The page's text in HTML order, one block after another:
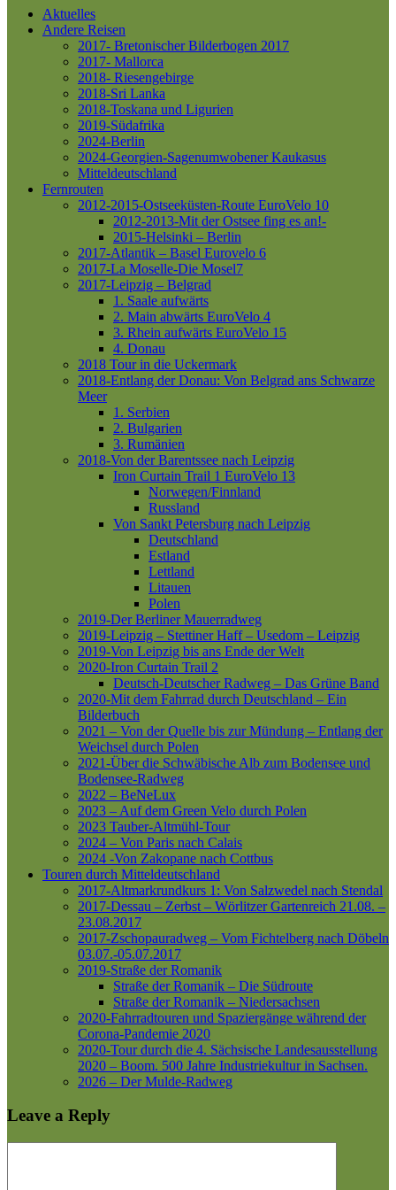
Aktuelles
Andere Reisen
2017- Bretonischer Bilderbogen 2017
2017- Mallorca
2018- Riesengebirge
2018-Sri Lanka
2018-Toskana und Ligurien
2019-Südafrika
2024-Berlin
2024-Georgien-Sagenumwobener Kaukasus
Mitteldeutschland
Fernrouten
2012-2015-Ostseeküsten-Route EuroVelo 10
2012-2013-Mit der Ostsee fing es an!-
2015-Helsinki – Berlin
2017-Atlantik – Basel Eurovelo 6
2017-La Moselle-Die Mosel7
2017-Leipzig – Belgrad
1. Saale aufwärts
2. Main abwärts EuroVelo 4
3. Rhein aufwärts EuroVelo 15
4. Donau
2018 Tour in die Uckermark
2018-Entlang der Donau: Von Belgrad ans Schwarze
Meer
1. Serbien
2. Bulgarien
3. Rumänien
2018-Von der Barentssee nach Leipzig
Iron Curtain Trail 1 EuroVelo 13
Norwegen/Finnland
Russland
Von Sankt Petersburg nach Leipzig
Deutschland
Estland
Lettland
Litauen
Polen
2019-Der Berliner Mauerradweg
2019-Leipzig – Stettiner Haff – Usedom – Leipzig
2019-Von Leipzig bis ans Ende der Welt
2020-Iron Curtain Trail 2
Deutsch-Deutscher Radweg – Das Grüne Band
2020-Mit dem Fahrrad durch Deutschland – Ein
Bilderbuch
2021 – Von der Quelle bis zur Mündung – Entlang der
Weichsel durch Polen
2021-Über die Schwäbische Alb zum Bodensee und
Bodensee-Radweg
2022 – BeNeLux
2023 – Auf dem Green Velo durch Polen
2023 Tauber-Altmühl-Tour
2024 – Von Paris nach Calais
2024 -Von Zakopane nach Cottbus
Touren durch Mitteldeutschland
2017-Altmarkrundkurs 1: Von Salzwedel nach Stendal
2017-Dessau – Zerbst – Wörlitzer Gartenreich 21.08. –
23.08.2017
2017-Zschopauradweg – Vom Fichtelberg nach Döbeln
03.07.-05.07.2017
2019-Straße der Romanik
Straße der Romanik – Die Südroute
Straße der Romanik – Niedersachsen
2020-Fahrradtouren und Spaziergänge während der
Corona-Pandemie 2020
2020-Tour durch die 4. Sächsische Landesausstellung
2020 – Boom. 500 Jahre Industriekultur in Sachsen.
2026 – Der Mulde-Radweg
Leave a Reply